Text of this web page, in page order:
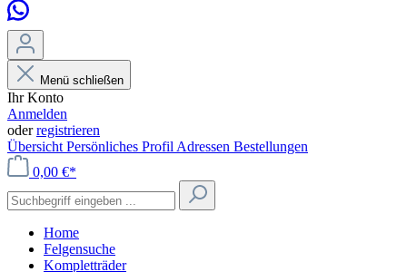
Menü schließen
Ihr Konto
Anmelden
oderregistrieren
Übersicht Persönliches Profil Adressen Bestellungen
0,00 €*
Home
Felgensuche
Kompletträder